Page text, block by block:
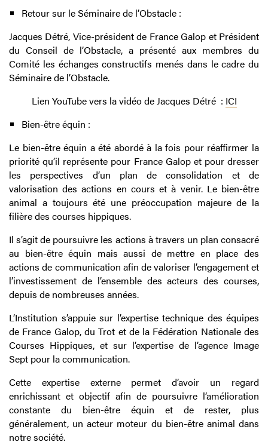
Retour sur le Séminaire de l’Obstacle :
Jacques Détré, Vice-président de France Galop et Président
du Conseil de l’Obstacle, a présenté aux membres du
Comité les échanges constructifs menés dans le cadre du
Séminaire de l’Obstacle.
Lien YouTube vers la vidéo de Jacques Détré : ICI
Bien-être équin :
Le bien-être équin a été abordé à la fois pour réaffirmer la
priorité qu’il représente pour France Galop et pour dresser
les perspectives d’un plan de consolidation et de
valorisation des actions en cours et à venir. Le bien-être
animal a toujours été une préoccupation majeure de la
filière des courses hippiques.
Il s’agit de poursuivre les actions à travers un plan consacré
au bien-être équin mais aussi de mettre en place des
actions de communication afin de valoriser l’engagement et
l’investissement de l’ensemble des acteurs des courses,
depuis de nombreuses années.
L’Institution s’appuie sur l’expertise technique des équipes
de France Galop, du Trot et de la Fédération Nationale des
Courses Hippiques, et sur l’expertise de l’agence Image
Sept pour la communication.
Cette expertise externe permet d’avoir un regard
enrichissant et objectif afin de poursuivre l’amélioration
constante du bien-être équin et de rester, plus
généralement, un acteur moteur du bien-être animal dans
notre société.